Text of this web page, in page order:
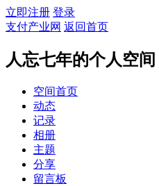
立即注册 登录
支付产业网 返回首页
人忘七年的个人空间
空间首页
动态
记录
相册
主题
分享
留言板